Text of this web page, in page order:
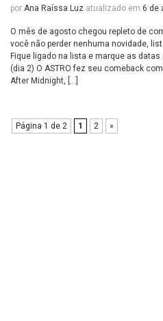
por Ana Raíssa Luz atualizado em 6 de
O mês de agosto chegou repleto de
você não perder nenhuma novidade,
Fique ligado na lista e marque as datas
(dia 2) O ASTRO fez seu comeback
After Midnight, […]
Página 1 de 2 1 2 »